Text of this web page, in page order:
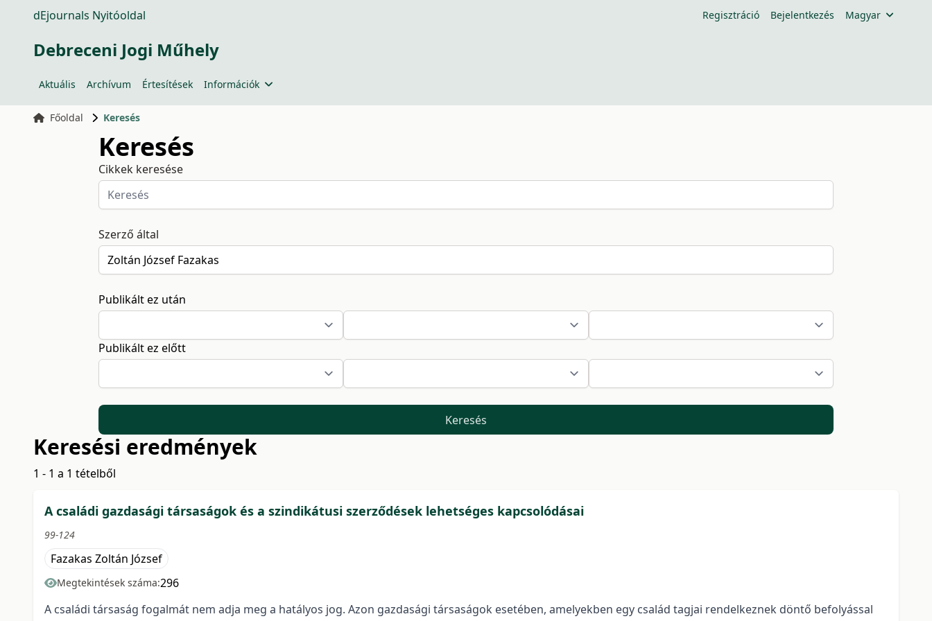
dEjournals Nyitóoldal Regisztráció Bejelentkezés Magyar
Debreceni Jogi Műhely
Aktuális Archívum Értesítések Információk
Főoldal Keresés
Keresés
Cikkek keresése
Szerző által
Publikált ez után
Publikált ez előtt
Keresés
Keresési eredmények
1 - 1 a 1 tételből
A családi gazdasági társaságok és a szindikátusi szerződések lehetséges kapcsolódásai
99-124
Fazakas Zoltán József
Megtekintések száma:296
A családi társaság fogalmát nem adja meg a hatályos jog. Azon gazdasági társaságok esetében, amelyekben egy család tagjai rendelkeznek döntő befolyással